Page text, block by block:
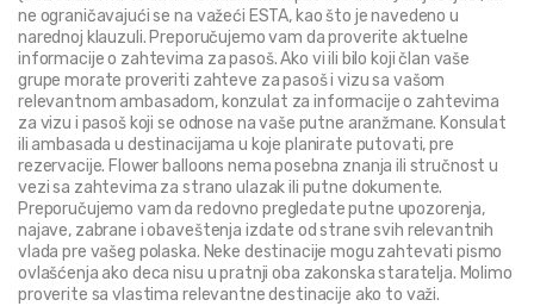
ne ograničavajući se na važeći ESTA, kao što je navedeno u
narednoj klauzuli. Preporučujemo vam da proverite aktuelne
informacije o zahtevima za pasoš. Ako vi ili bilo koji član vaše
grupe morate proveriti zahteve za pasoš i vizu sa vašom
relevantnom ambasadom, konzulat za informacije o zahtevima
za vizu i pasoš koji se odnose na vaše putne aranžmane. Konsulat
ili ambasada u destinacijama u koje planirate putovati, pre
rezervacije. Flower balloons nema posebna znanja ili stručnost u
vezi sa zahtevima za strano ulazak ili putne dokumente.
Preporučujemo vam da redovno pregledate putne upozorenja,
najave, zabrane i obaveštenja izdate od strane svih relevantnih
vlada pre vašeg polaska. Neke destinacije mogu zahtevati pismo
ovlašćenja ako deca nisu u pratnji oba zakonska staratelja. Molimo
proverite sa vlastima relevantne destinacije ako to važi.